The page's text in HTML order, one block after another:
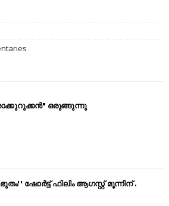
ഒരുങ്ങുന്നു
ഷോർട്ട് ഫിലിം ആഗസ്റ്റ് മൂന്നിന് .